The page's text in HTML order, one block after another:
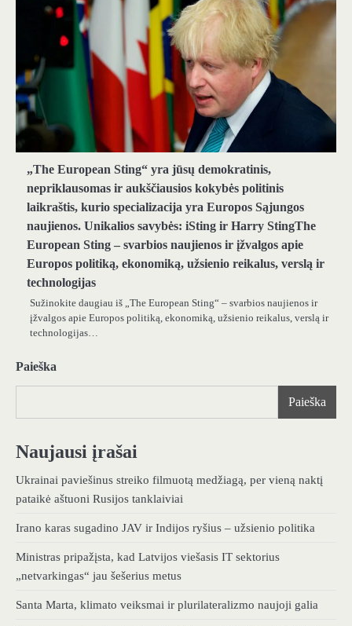
„The European Sting“ yra jūsų demokratinis,
nepriklausomas ir aukščiausios kokybės politinis
laikraštis, kurio specializacija yra Europos Sąjungos
naujienos. Unikalios savybės: iSting ir Harry StingThe
European Sting – svarbios naujienos ir įžvalgos apie
Europos politiką, ekonomiką, užsienio reikalus, verslą ir
technologijas
Sužinokite daugiau iš „The European Sting“ – svarbios naujienos ir
įžvalgos apie Europos politiką, ekonomiką, užsienio reikalus, verslą ir
technologijas…
Paieška
Paieška
Naujausi įrašai
Ukrainai paviešinus streiko filmuotą medžiagą, per vieną naktį
pataikė aštuoni Rusijos tanklaiviai
Irano karas sugadino JAV ir Indijos ryšius – užsienio politika
Ministras pripažįsta, kad Latvijos viešasis IT sektorius
„netvarkingas“ jau šešerius metus
Santa Marta, klimato veiksmai ir plurilateralizmo naujoji galia